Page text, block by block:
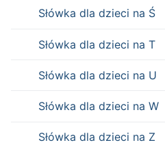
Słówka dla dzieci na Ś
Słówka dla dzieci na T
Słówka dla dzieci na U
Słówka dla dzieci na W
Słówka dla dzieci na Z